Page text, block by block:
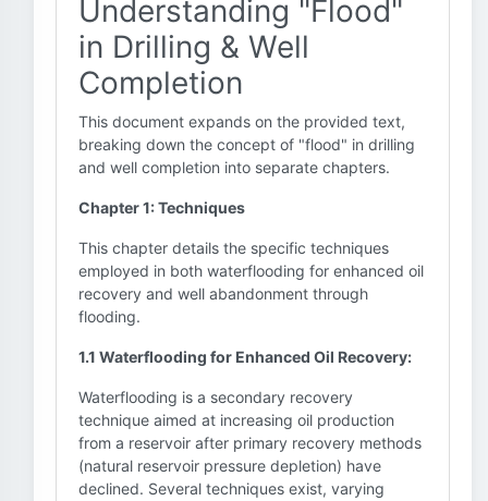
Understanding "Flood"
in Drilling & Well
Completion
This document expands on the provided text,
breaking down the concept of "flood" in drilling
and well completion into separate chapters.
Chapter 1: Techniques
This chapter details the specific techniques
employed in both waterflooding for enhanced oil
recovery and well abandonment through
flooding.
1.1 Waterflooding for Enhanced Oil Recovery:
Waterflooding is a secondary recovery
technique aimed at increasing oil production
from a reservoir after primary recovery methods
(natural reservoir pressure depletion) have
declined. Several techniques exist, varying